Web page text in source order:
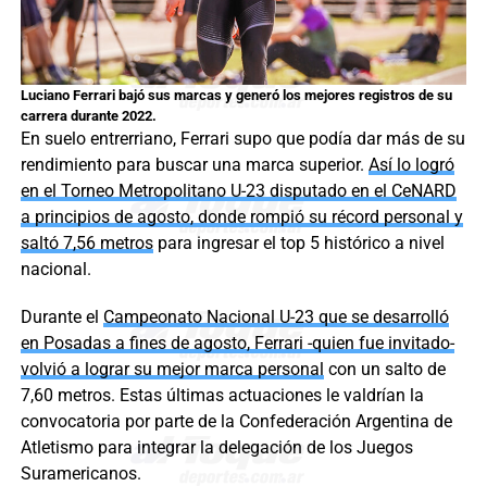
Luciano Ferrari bajó sus marcas y generó los mejores registros de su
carrera durante 2022.
En suelo entrerriano, Ferrari supo que podía dar más de su
rendimiento para buscar una marca superior. Así lo logró
en el Torneo Metropolitano U-23 disputado en el CeNARD
a principios de agosto, donde rompió su récord personal y
saltó 7,56 metrospara ingresar el top 5 histórico a nivel
nacional.
Durante el Campeonato Nacional U-23 que se desarrolló
en Posadas a fines de agosto, Ferrari -quien fue invitado-
volvió a lograr su mejor marca personal con un salto de
7,60 metros. Estas últimas actuaciones le valdrían la
convocatoria por parte de la Confederación Argentina de
Atletismo para integrar la delegación de los Juegos
Suramericanos.